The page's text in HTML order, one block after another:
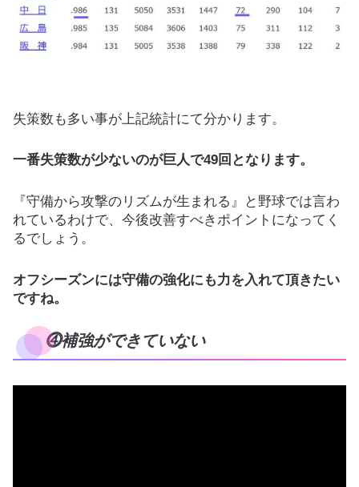
失策数も多い事が上記統計にて分かります。
一番失策数が少ないのが巨人で49回となります。
『守備から攻撃のリズムが生まれる』と野球では言わ
れているわけで、今後改善すべきポイントになってく
るでしょう。
オフシーズンには守備の強化にも力を入れて頂きたい
ですね。
⓸補強ができていない